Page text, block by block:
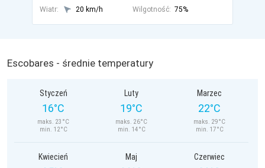
Wiatr:
20 km/h Wilgotność: 75%
Escobares - średnie temperatury
Styczeń
16°C
maks. 23°C
min. 12°C
Luty
19°C
maks. 26°C
min. 14°C
Marzec
22°C
maks. 29°C
min. 17°C
Kwiecień Maj Czerwiec